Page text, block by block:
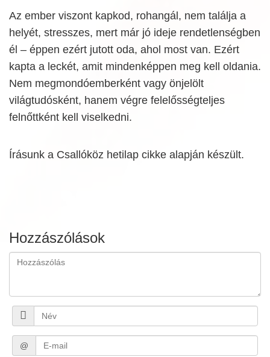
Az ember viszont kapkod, rohangál, nem találja a
helyét, stresszes, mert már jó ideje rendetlenségben
él – éppen ezért jutott oda, ahol most van. Ezért
kapta a leckét, amit mindenképpen meg kell oldania.
Nem megmondóemberként vagy önjelölt
világtudósként, hanem végre felelősségteljes
felnőttként kell viselkedni.
Írásunk a Csallóköz hetilap cikke alapján készült.
Hozzászólások
@